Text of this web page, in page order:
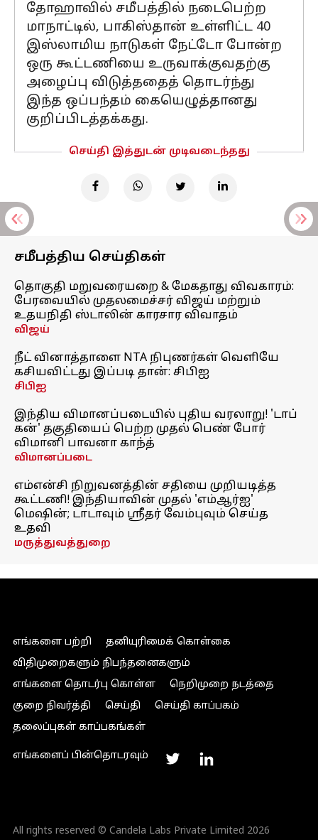
தோஹாவில் சமீபத்தில் நடைபெற்ற
மாநாட்டில், பாகிஸ்தான் உள்ளிட்ட 40
இஸ்லாமிய நாடுகள் நேட்டோ போன்ற
ஒரு கூட்டணியை உருவாக்குவதற்கு
அழைப்பு விடுத்ததைத் தொடர்ந்து
இந்த ஒப்பந்தம் கையெழுத்தானது
குறிப்பிடத்தக்கது.
செய்தி இத்துடன் முடிவடைந்தது
சமீபத்திய செய்திகள்
தொகுதி மறுவரையறை & மேகதாது விவகாரம்:
பேரவையில் முதலமைச்சர் விஜய் மற்றும்
உதயநிதி ஸ்டாலின் காரசார விவாதம்
விஜய்
நீட் வினாத்தாளை NTA நிபுணர்கள் வெளியே
கசியவிட்டது இப்படி தான்: சிபிஐ
சிபிஐ
இந்திய விமானப்படையில் புதிய வரலாறு! 'டாப்
கன்' தகுதியைப் பெற்ற முதல் பெண் போர்
விமானி பாவனா காந்த்
விமானப்படை
எம்என்சி நிறுவனத்தின் சதியை முறியடித்த
கூட்டணி! இந்தியாவின் முதல் 'எம்ஆர்ஐ'
மெஷின்; டாடாவும் ஸ்ரீதர் வேம்புவும் செய்த
உதவி
மருத்துவத்துறை
எங்களை பற்றி
தனியுரிமைக் கொள்கை
விதிமுறைகளும் நிபந்தனைகளும்
எங்களை தொடர்பு கொள்ள
நெறிமுறை நடத்தை
குறை நிவர்த்தி
செய்தி
செய்தி காப்பகம்
தலைப்புகள் காப்பகங்கள்
எங்களைப் பின்தொடரவும்
All rights reserved © Candela Labs Private Limited 2026